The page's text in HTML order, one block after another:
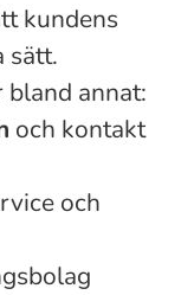
kundens
sätt.
annat:
och kontakt
och